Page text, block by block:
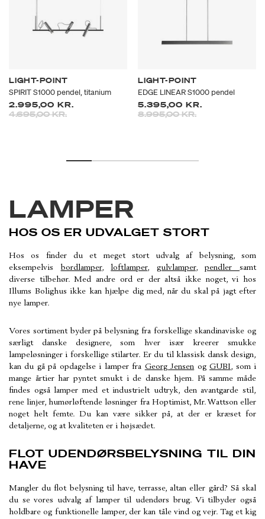
LIGHT-POINT
SPIRIT S1000 pendel, titanium
2.995,00 KR.
Prisen er nedsat fra
4.695,00 KR.til
LIGHT-POINT
EDGE LINEAR S1000 pendel
5.395,00 KR.
Prisen er nedsat fra
8.995,00 KR.til
LAMPER
HOS OS ER UDVALGET STORT
Hos os finder du et meget stort udvalg af belysning, som
eksempelvis bordlamper,loftlamper, gulvlamper,pendlersamt
diverse tilbehør. Med andre ord er der altså ikke noget, vi hos
Illums Bolighus ikke kan hjælpe dig med, når du skal på jagt efter
nye lamper.
Vores sortiment byder på belysning fra forskellige skandinaviske og
særligt danske designere, som hver især kreerer smukke
lampeløsninger i forskellige stilarter. Er du til klassisk dansk design,
kan du gå på opdagelse i lamper fra Georg Jensen ogGUBI, som i
mange årtier har pyntet smukt i de danske hjem. På samme måde
findes også lamper med et industrielt udtryk, den avantgarde stil,
rene linjer, humørløftende løsninger fra Hoptimist, Mr. Wattson eller
noget helt femte. Du kan være sikker på, at der er kræset for
detaljerne, og at kvaliteten er i højsædet.
FLOT UDENDØRSBELYSNING TIL DIN
HAVE
Mangler du flot belysning til have, terrasse, altan eller gård? Så skal
du se vores udvalg af lamper til udendørs brug. Vi tilbyder også
holdbare og funktionelle lamper, der kan tåle vind og vejr. Tag et kig